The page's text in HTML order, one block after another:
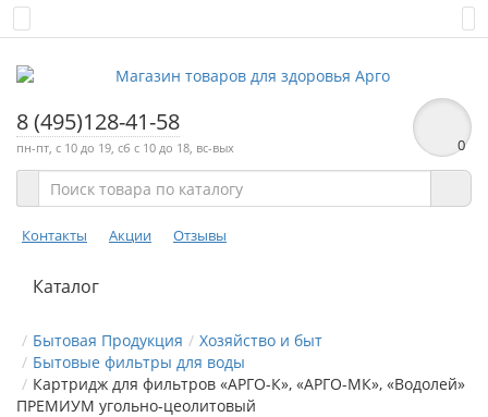
8 (495)128-41-58
пн-пт, с 10 до 19, сб с 10 до 18, вс-вых 0
Контакты Акции Отзывы
Каталог
Бытовая Продукция
Хозяйство и быт
Бытовые фильтры для воды
Картридж для фильтров «АРГО-К», «АРГО-МК», «Водолей»
ПРЕМИУМ угольно-цеолитовый